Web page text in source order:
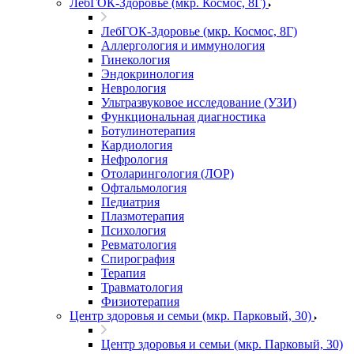
ЛебГОК-Здоровье (мкр. Космос, 8Г)
ЛебГОК-Здоровье (мкр. Космос, 8Г)
Аллергология и иммунология
Гинекология
Эндокринология
Неврология
Ультразвуковое исследование (УЗИ)
Функциональная диагностика
Ботулинотерапия
Кардиология
Нефрология
Отоларингология (ЛОР)
Офтальмология
Педиатрия
Плазмотерапия
Психология
Ревматология
Спирография
Терапия
Травматология
Физиотерапия
Центр здоровья и семьи (мкр. Парковый, 30)
Центр здоровья и семьи (мкр. Парковый, 30)